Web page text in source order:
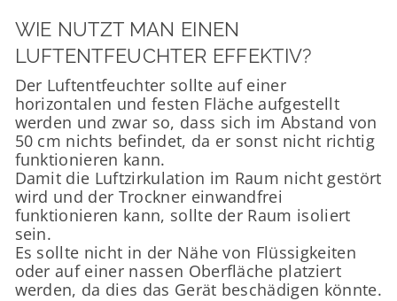
WIE NUTZT MAN EINEN
LUFTENTFEUCHTER EFFEKTIV?
Der Luftentfeuchter sollte auf einer
horizontalen und festen Fläche aufgestellt
werden und zwar so, dass sich im Abstand von
50 cm nichts befindet, da er sonst nicht richtig
funktionieren kann.
Damit die Luftzirkulation im Raum nicht gestört
wird und der Trockner einwandfrei
funktionieren kann, sollte der Raum isoliert
sein.
Es sollte nicht in der Nähe von Flüssigkeiten
oder auf einer nassen Oberfläche platziert
werden, da dies das Gerät beschädigen könnte.